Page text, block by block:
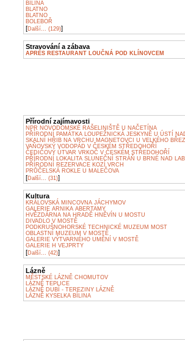
BÍLINA
BLATNO
BLATNO
BOLEBOŘ
[Další... (129)]
Stravování a zábava
APRÉS RESTAURANT LOUČNÁ POD KLÍNOVCEM
Přírodní zajímavosti
NPR NOVODOMSKÉ RAŠELINIŠTĚ U NAČETÍNA
PŘÍRODNÍ PAMÁTKA LOUPEŽNICKÁ JESKYNĚ U ÚSTÍ
SKALNÍ HŘIB NA VRCHU MAGNETOVCI U VELKÉHO
VAŇOVSKÝ VODOPÁD V ČESKÉM STŘEDOHOŘÍ
ČEDIČOVÝ ÚTVAR VRKOČ V ČESKÉM STŘEDOHOŘÍ
PŘÍRODNÍ LOKALITA SLUNEČNÍ STRÁŇ U BRNÉ NAD
PŘÍRODNÍ REZERVACE KOZÍ VRCH
PRŮČELSKÁ ROKLE U MALEČOVA
[Další... (31)]
Kultura
KRÁLOVSKÁ MINCOVNA JÁCHYMOV
GALERIE ARNIKA ABERTAMY
HVĚZDÁRNA NA HRADĚ HNĚVÍN U MOSTU
DIVADLO V MOSTĚ
PODKRUŠNOHORSKÉ TECHNICKÉ MUZEUM MOST
OBLASTNÍ MUZEUM V MOSTĚ
GALERIE VÝTVARNÉHO UMĚNÍ V MOSTĚ
GALERIE H VEJPRTY
[Další... (42)]
Lázně
MĚSTSKÉ LÁZNĚ CHOMUTOV
LÁZNĚ TEPLICE
LÁZNĚ DUBÍ - TEREZINY LÁZNĚ
LÁZNĚ KYSELKA BÍLINA